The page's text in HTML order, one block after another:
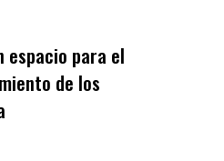
espacio para el
de los